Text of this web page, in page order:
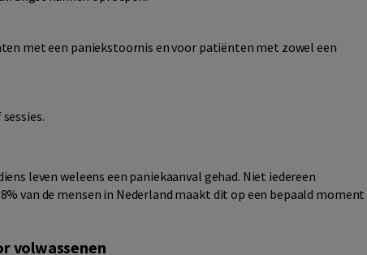
met een paniekstoornis en voor patiënten met zowel een
leven weleens een paniekaanval gehad. Niet iedereen
van de mensen in Nederland maakt dit op een bepaald moment
volwassenen